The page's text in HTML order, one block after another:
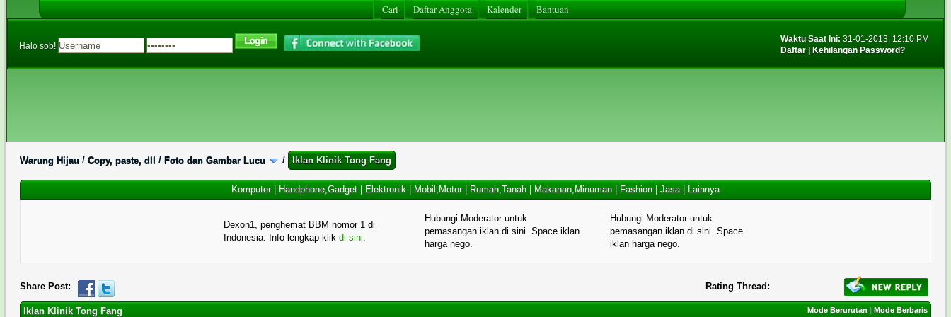
Cari Daftar Anggota Kalender Bantuan
Halo sob!
Waktu Saat Ini: 31-01-2013, 12:10 PM
Daftar
Kehilangan Password?
Warung Hijau / Copy, paste, dll / Foto dan Gambar Lucu / Iklan Klinik Tong Fang
Komputer| Handphone,Gadget Elektronik Mobil,Motor| Rumah,Tanah Makanan,Minuman Fashion |Jasa| Lainnya
Dexon1, penghemat BBM nomor 1 di
Indonesia. Info lengkap klikdi sini.
Hubungi Moderator untuk
pemasangan iklan di sini. Space iklan
harga nego.
Hubungi Moderator untuk
pemasangan iklan di sini. Space
iklan harga nego.
Rating Thread:
1 Memberi Suara - 5 Rata-rata
12345
Share Post:
Mode Berurutan |Mode Berbaris
Iklan Klinik Tong Fang